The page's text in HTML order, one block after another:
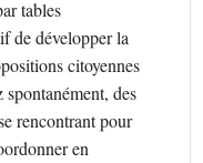
tables
de développer la
citoyennes
des
rencontrant pour
en